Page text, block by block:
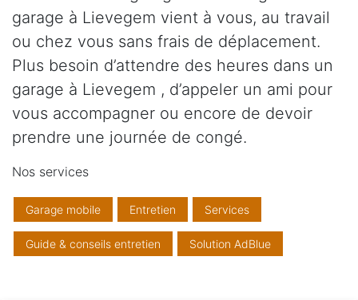
garage à Lievegem vient à vous, au travail
ou chez vous sans frais de déplacement.
Plus besoin d’attendre des heures dans un
garage à Lievegem , d’appeler un ami pour
vous accompagner ou encore de devoir
prendre une journée de congé.
Nos services
Garage mobile Entretien Services
Guide & conseils entretien Solution AdBlue